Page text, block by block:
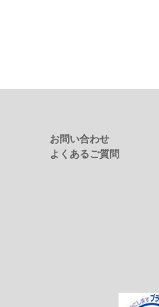
お問い合わせ
よくあるご質問